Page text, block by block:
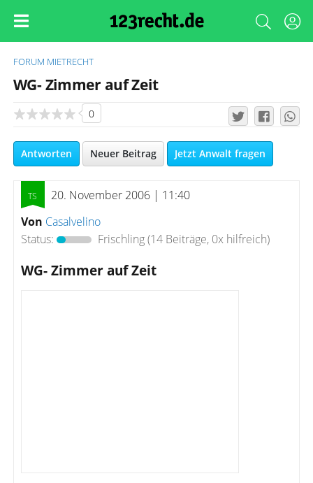
FORUM MIETRECHT
WG- Zimmer auf Zeit
0
Antworten Neuer Beitrag Jetzt Anwalt fragen
20. November 2006 | 11:40
Von Casalvelino
Status:
Frischling(14 Beiträge, 0x hilfreich)
WG- Zimmer auf Zeit